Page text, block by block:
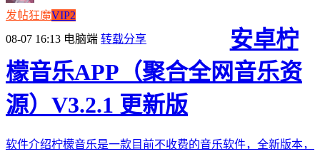
发帖狂魔VIP2
08-07 16:13 电脑端 转载分享
安卓柠
檬音乐APP（聚合全网音乐资
源）V3.2.1 更新版
软件介绍柠檬音乐是一款目前不收费的音乐软件，全新版本，